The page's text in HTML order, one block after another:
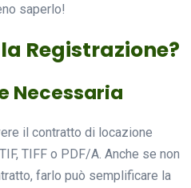
saperlo!
Registrazione?
Necessaria
il contratto di locazione
TIFF o PDF/A. Anche se non
farlo può semplificare la